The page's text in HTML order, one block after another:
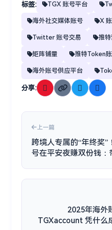
标签: TGX 账号平台
海外社交媒体账号 X
Twitter 账号交易 推
矩阵铺量 推特Token
海外账号供应平台
分享:
上一篇
跨境人专属的“年终奖”
号在平安夜赚双份钱：
2025年海外
TGXaccount 凭什么